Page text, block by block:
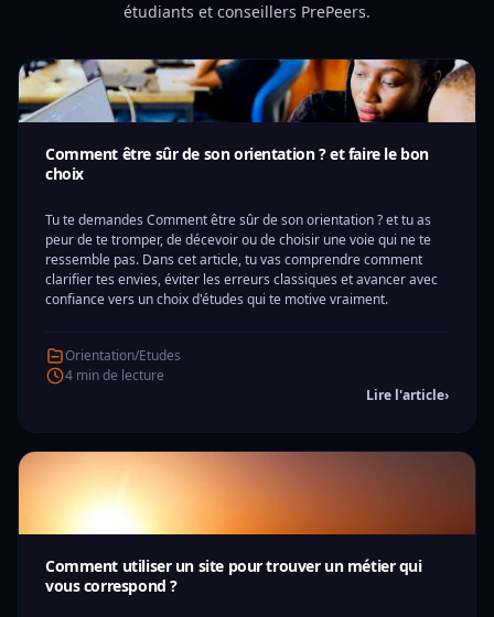
étudiants et conseillers PrePeers.
Comment être sûr de son orientation ? et faire le bon
choix
Tu te demandes Comment être sûr de son orientation ? et tu as
peur de te tromper, de décevoir ou de choisir une voie qui ne te
ressemble pas. Dans cet article, tu vas comprendre comment
clarifier tes envies, éviter les erreurs classiques et avancer avec
confiance vers un choix d'études qui te motive vraiment.
Orientation/Etudes
4 min de lecture
Lire l'article›
Comment utiliser un site pour trouver un métier qui
vous correspond ?